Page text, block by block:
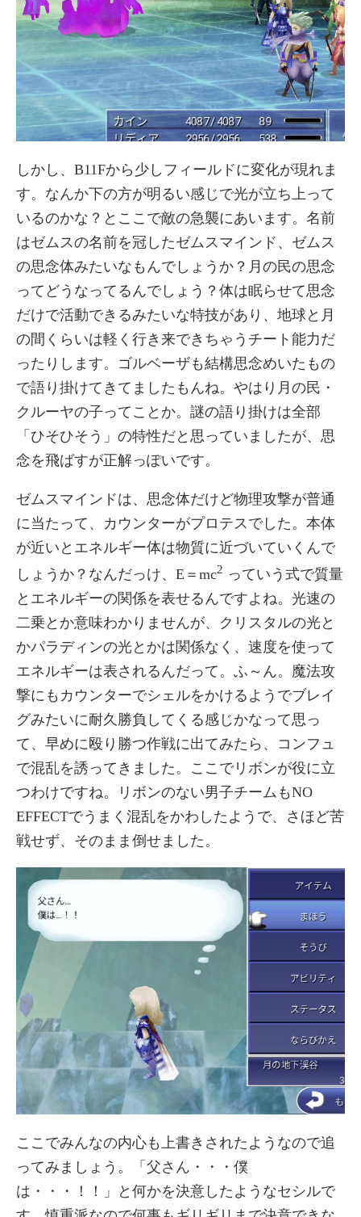
しかし、B11Fから少しフィールドに変化が現れま
す。なんか下の方が明るい感じで光が立ち上って
いるのかな？とここで敵の急襲にあいます。名前
はゼムスの名前を冠したゼムスマインド、ゼムス
の思念体みたいなもんでしょうか？月の民の思念
ってどうなってるんでしょう？体は眠らせて思念
だけで活動できるみたいな特技があり、地球と月
の間くらいは軽く行き来できちゃうチート能力だ
ったりします。ゴルベーザも結構思念めいたもの
で語り掛けてきてましたもんね。やはり月の民・
クルーヤの子ってことか。謎の語り掛けは全部
「ひそひそう」の特性だと思っていましたが、思
念を飛ばすが正解っぽいです。
ゼムスマインドは、思念体だけど物理攻撃が普通
に当たって、カウンターがプロテスでした。本体
が近いとエネルギー体は物質に近づいていくんで
しょうか？なんだっけ、E＝mc2 っていう式で質量
とエネルギーの関係を表せるんですよね。光速の
二乗とか意味わかりませんが、クリスタルの光と
かパラディンの光とかは関係なく、速度を使って
エネルギーは表されるんだって。ふ～ん。魔法攻
撃にもカウンターでシェルをかけるようでブレイ
グみたいに耐久勝負してくる感じかなって思っ
て、早めに殴り勝つ作戦に出てみたら、コンフュ
で混乱を誘ってきました。ここでリボンが役に立
つわけですね。リボンのない男子チームもNO
EFFECTでうまく混乱をかわしたようで、さほど苦
戦せず、そのまま倒せました。
ここでみんなの内心も上書きされたようなので追
ってみましょう。「父さん・・・僕
は・・・！！」と何かを決意したようなセシルで